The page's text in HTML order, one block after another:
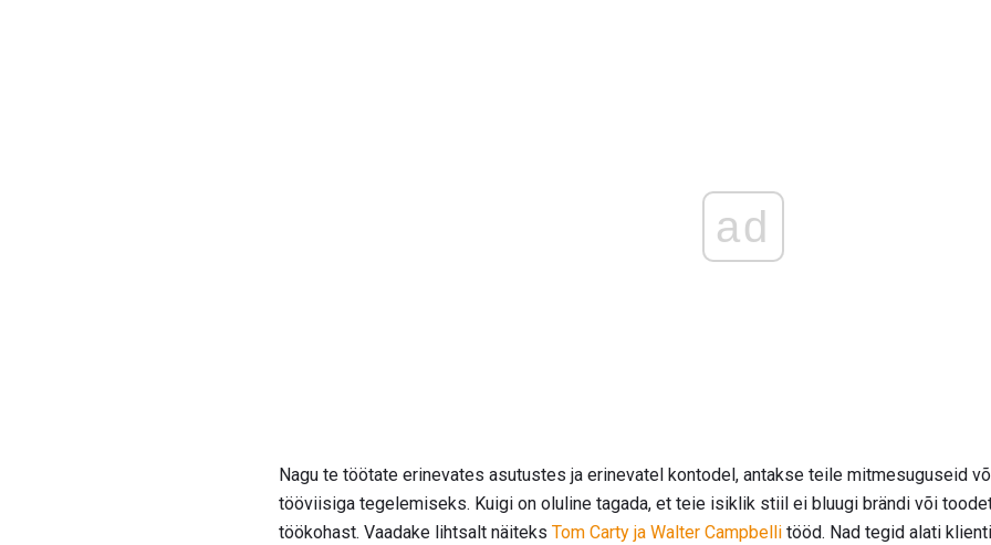
ad
Nagu te töötate erinevates asutustes ja erinevatel kontodel, antakse teile mitmesuguseid
tööviisiga tegelemiseks. Kuigi on oluline tagada, et teie isiklik stiil ei bluugi brändi või
töökohast. Vaadake lihtsalt näiteks Tom Carty ja Walter Campbelli tööd. Nad tegid alati